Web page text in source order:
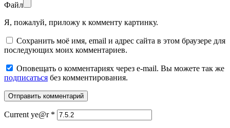
Файл
Я, пожалуй, приложу к комменту картинку.
Сохранить моё имя, email и адрес сайта в этом браузере для
последующих моих комментариев.
Оповещать о комментариях через e-mail. Вы можете так же
подписаться без комментирования.
Current ye@r *